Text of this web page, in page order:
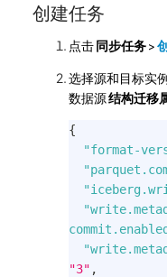
创建任务
点击同步任务>
选择源和目标实
数据源结构迁移
{
"format-
"3" ,